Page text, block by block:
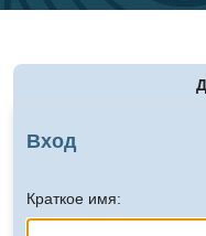
Travel LIVE
Начало
Вход
Краткое имя: